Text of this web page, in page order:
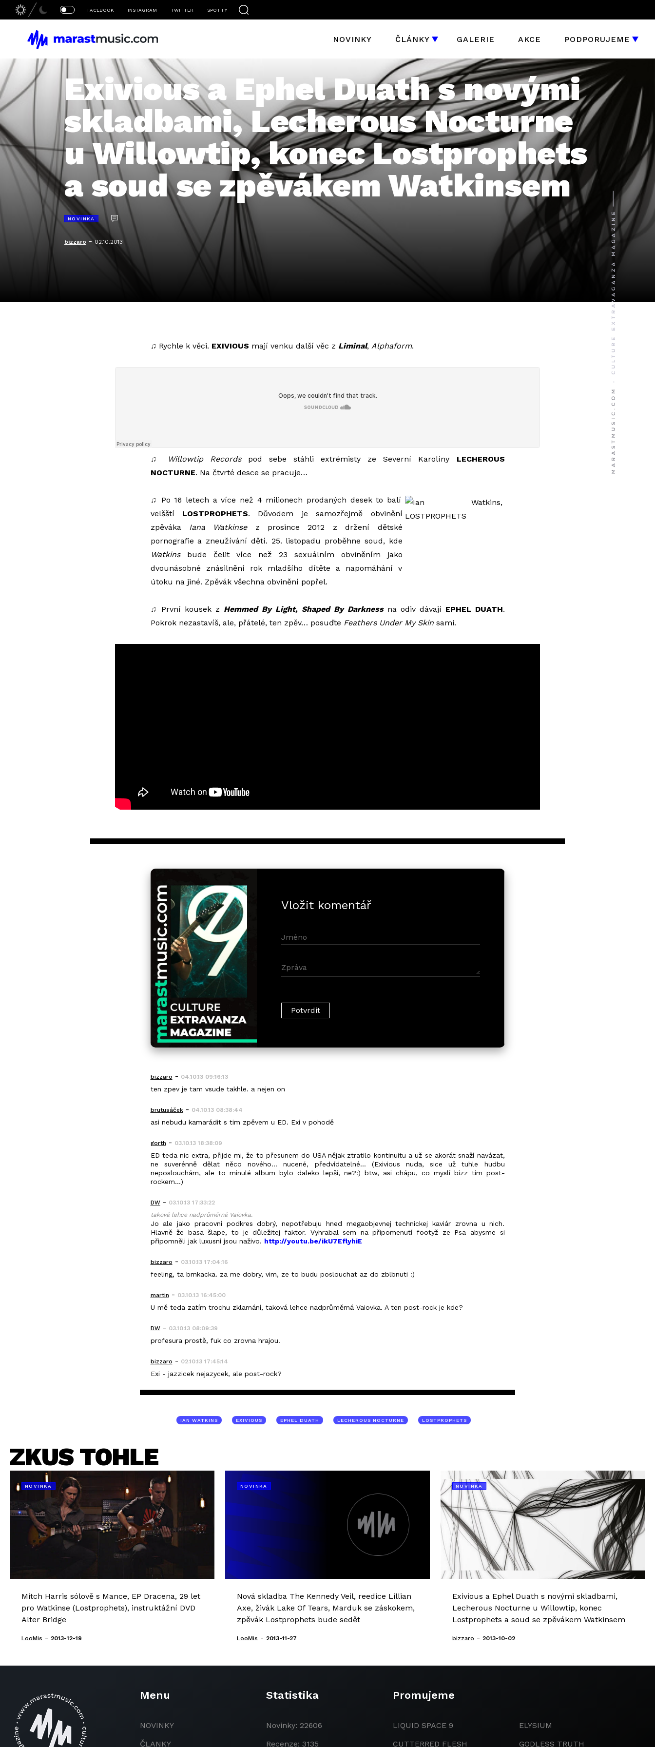
FACEBOOK INSTAGRAM TWITTER SPOTIFY
NOVINKY ČLÁNKY GALERIE AKCE PODPORUJEME
Exivious a Ephel Duath s novými
skladbami, Lecherous Nocturne
u Willowtip, konec Lostprophets
a soud se zpěvákem Watkinsem
NOVINKA
bizzaro - 02.10.2013
♫ Rychle k věci. EXIVIOUS mají venku další věc z Liminal, Alphaform.
♫ Willowtip Records pod sebe stáhli extrémisty ze Severní Karolíny LECHEROUS
NOCTURNE. Na čtvrté desce se pracuje…
♫ Po 16 letech a více než 4 milionech prodaných desek to balí
velšští LOSTPROPHETS. Důvodem je samozřejmě obvinění
zpěváka Iana Watkinsez prosince 2012 z držení dětské
pornografie a zneužívání dětí. 25. listopadu proběhne soud, kde
Watkinsbude čelit více než 23 sexuálním obviněním jako
dvounásobné znásilnění rok mladšího dítěte a napomáhání v
útoku na jiné. Zpěvák všechna obvinění popřel.
♫ První kousek z Hemmed By Light, Shaped By Darknessna odiv dávají EPHEL DUATH.
Pokrok nezastavíš, ale, přátelé, ten zpěv… posuďte Feathers Under My Skinsami.
Vložit komentář
bizzaro - 04.10.13 09:16:13
ten zpev je tam vsude takhle. a nejen on
brutusáček- 04.10.13 08:38:44
asi nebudu kamarádit s tim zpěvem u ED. Exi v pohodě
gorth - 03.10.13 18:38:09
ED teda nic extra, přijde mi, že to přesunem do USA nějak ztratilo kontinuitu a už se akorát snaží navázat,
ne suverénně dělat něco nového... nucené, předvídatelné... (Exivious nuda, sice už tuhle hudbu
neposlouchám, ale to minulé album bylo daleko lepší, ne?:) btw, asi chápu, co myslí bizz tím post-
rockem...)
DW- 03.10.13 17:33:22
taková lehce nadprůměrná Vaiovka.
Jo ale jako pracovní podkres dobrý, nepotřebuju hned megaobjevnej technickej kaviár zrovna u nich.
Hlavně že basa šlape, to je důležitej faktor. Vyhrabal sem na připomenutí footyž ze Psa abysme si
připomněli jak luxusní jsou naživo. http://youtu.be/ikU7EflyhiE
bizzaro - 03.10.13 17:04:16
feeling, ta brnkacka. za me dobry, vim, ze to budu poslouchat az do zblbnuti :)
martin - 03.10.13 16:45:00
U mě teda zatím trochu zklamání, taková lehce nadprůměrná Vaiovka. A ten post-rock je kde?
DW- 03.10.13 08:09:39
profesura prostě, fuk co zrovna hrajou.
bizzaro - 02.10.13 17:45:14
Exi - jazzicek nejazycek, ale post-rock?
IAN WATKINS EXIVIOUS EPHEL DUATH LECHEROUS NOCTURNE LOSTPROPHETS
ZKUS TOHLE
NOVINKA
Mitch Harris sólově s Mance, EP Dracena, 29 let
pro Watkinse (Lostprophets), instruktážní DVD
Alter Bridge
LooMis - 2013-12-19
NOVINKA
Nová skladba The Kennedy Veil, reedice Lillian
Axe, živák Lake Of Tears, Marduk se záskokem,
zpěvák Lostprophets bude sedět
LooMis - 2013-11-27
NOVINKA
Exivious a Ephel Duath s novými skladbami,
Lecherous Nocturne u Willowtip, konec
Lostprophets a soud se zpěvákem Watkinsem
bizzaro - 2013-10-02
Menu
NOVINKY
ČLANKY
Statistika
Novinky: 22606
Recenze: 3135
Promujeme
LIQUID SPACE 9
CUTTERRED FLESH
ELYSIUM
GODLESS TRUTH